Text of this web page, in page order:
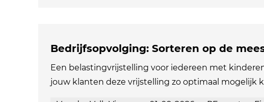
Bedrijfsopvolging: Sorteren op de
Een belastingvrijstelling voor iedereen met
jouw klanten deze vrijstelling zo optimaal